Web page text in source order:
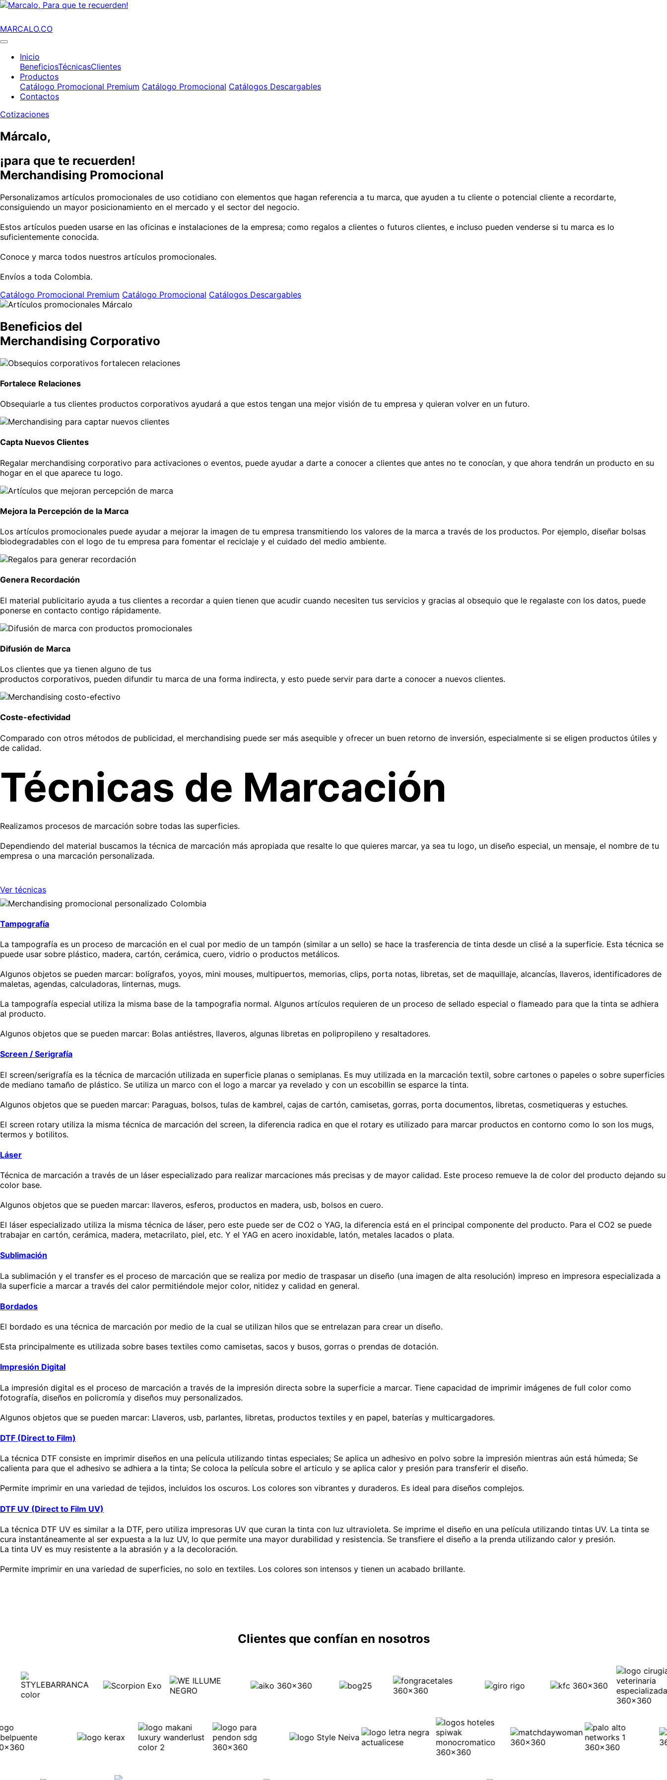
MARCALO.CO
Inicio
BeneficiosTécnicasClientes
Productos
Catálogo Promocional Premium Catálogo Promocional Catálogos Descargables
Contactos
Cotizaciones
Márcalo,
¡para que te recuerden!
Merchandising Promocional
Personalizamos artículos promocionales de uso cotidiano con elementos que hagan referencia a tu marca, que ayuden a tu cliente o potencial cliente a recordarte,
consiguiendo un mayor posicionamiento en el mercado y el sector del negocio.
Estos artículos pueden usarse en las oficinas e instalaciones de la empresa; como regalos a clientes o futuros clientes, e incluso pueden venderse si tu marca es lo
suficientemente conocida.
Conoce y marca todos nuestros artículos promocionales.
Envíos a toda Colombia.
Catálogo Promocional Premium Catálogo Promocional Catálogos Descargables
Beneficios del
Merchandising Corporativo
Fortalece Relaciones
Obsequiarle a tus clientes productos corporativos ayudará a que estos tengan una mejor visión de tu empresa y quieran volver en un futuro.
Capta Nuevos Clientes
Regalar merchandising corporativo para activaciones o eventos, puede ayudar a darte a conocer a clientes que antes no te conocían, y que ahora tendrán un producto en su
hogar en el que aparece tu logo.
Mejora la Percepción de la Marca
Los artículos promocionales puede ayudar a mejorar la imagen de tu empresa transmitiendo los valores de la marca a través de los productos. Por ejemplo, diseñar bolsas
biodegradables con el logo de tu empresa para fomentar el reciclaje y el cuidado del medio ambiente.
Genera Recordación
El material publicitario ayuda a tus clientes a recordar a quien tienen que acudir cuando necesiten tus servicios y gracias al obsequio que le regalaste con los datos, puede
ponerse en contacto contigo rápidamente.
Difusión de Marca
Los clientes que ya tienen alguno de tus
productos corporativos, pueden difundir tu marca de una forma indirecta, y esto puede servir para darte a conocer a nuevos clientes.
Coste-efectividad
Comparado con otros métodos de publicidad, el merchandising puede ser más asequible y ofrecer un buen retorno de inversión, especialmente si se eligen productos útiles y
de calidad.
Técnicas de Marcación
Realizamos procesos de marcación sobre todas las superficies.
Dependiendo del material buscamos la técnica de marcación más apropiada que resalte lo que quieres marcar, ya sea tu logo, un diseño especial, un mensaje, el nombre de tu
empresa o una marcación personalizada.
Ver técnicas
Tampografía
La tampografía es un proceso de marcación en el cual por medio de un tampón (similar a un sello) se hace la trasferencia de tinta desde un clisé a la superficie. Esta técnica se
puede usar sobre plástico, madera, cartón, cerámica, cuero, vidrio o productos metálicos.
Algunos objetos se pueden marcar: bolígrafos, yoyos, mini mouses, multipuertos, memorias, clips, porta notas, libretas, set de maquillaje, alcancías, llaveros, identificadores de
maletas, agendas, calculadoras, linternas, mugs.
La tampografía especial utiliza la misma base de la tampografia normal. Algunos artículos requieren de un proceso de sellado especial o flameado para que la tinta se adhiera
al producto.
Algunos objetos que se pueden marcar: Bolas antiéstres, llaveros, algunas libretas en polipropileno y resaltadores.
Screen / Serigrafía
El screen/serigrafía es la técnica de marcación utilizada en superficie planas o semiplanas. Es muy utilizada en la marcación textil, sobre cartones o papeles o sobre superficies
de mediano tamaño de plástico. Se utiliza un marco con el logo a marcar ya revelado y con un escobillin se esparce la tinta.
Algunos objetos que se pueden marcar: Paraguas, bolsos, tulas de kambrel, cajas de cartón, camisetas, gorras, porta documentos, libretas, cosmetiqueras y estuches.
El screen rotary utiliza la misma técnica de marcación del screen, la diferencia radica en que el rotary es utilizado para marcar productos en contorno como lo son los mugs,
termos y botilitos.
Láser
Técnica de marcación a través de un láser especializado para realizar marcaciones más precisas y de mayor calidad. Este proceso remueve la de color del producto dejando su
color base.
Algunos objetos que se pueden marcar: llaveros, esferos, productos en madera, usb, bolsos en cuero.
El láser especializado utiliza la misma técnica de láser, pero este puede ser de CO2 o YAG, la diferencia está en el principal componente del producto. Para el CO2 se puede
trabajar en cartón, cerámica, madera, metacrilato, piel, etc. Y el YAG en acero inoxidable, latón, metales lacados o plata.
Sublimación
La sublimación y el transfer es el proceso de marcación que se realiza por medio de traspasar un diseño (una imagen de alta resolución) impreso en impresora especializada a
la superficie a marcar a través del calor permitiéndole mejor color, nitidez y calidad en general.
Bordados
El bordado es una técnica de marcación por medio de la cual se utilizan hilos que se entrelazan para crear un diseño.
Esta principalmente es utilizada sobre bases textiles como camisetas, sacos y busos, gorras o prendas de dotación.
Impresión Digital
La impresión digital es el proceso de marcación a través de la impresión directa sobre la superficie a marcar. Tiene capacidad de imprimir imágenes de full color como
fotografía, diseños en policromía y diseños muy personalizados.
Algunos objetos que se pueden marcar: Llaveros, usb, parlantes, libretas, productos textiles y en papel, baterías y multicargadores.
DTF (Direct to Film)
La técnica DTF consiste en imprimir diseños en una película utilizando tintas especiales; Se aplica un adhesivo en polvo sobre la impresión mientras aún está húmeda; Se
calienta para que el adhesivo se adhiera a la tinta; Se coloca la película sobre el articulo y se aplica calor y presión para transferir el diseño.
Permite imprimir en una variedad de tejidos, incluidos los oscuros. Los colores son vibrantes y duraderos. Es ideal para diseños complejos.
DTF UV (Direct to Film UV)
La técnica DTF UV es similar a la DTF, pero utiliza impresoras UV que curan la tinta con luz ultravioleta. Se imprime el diseño en una película utilizando tintas UV. La tinta se
cura instantáneamente al ser expuesta a la luz UV, lo que permite una mayor durabilidad y resistencia. Se transfiere el diseño a la prenda utilizando calor y presión.
La tinta UV es muy resistente a la abrasión y a la decoloración.
Permite imprimir en una variedad de superficies, no solo en textiles. Los colores son intensos y tienen un acabado brillante.
Clientes que confían en nosotros